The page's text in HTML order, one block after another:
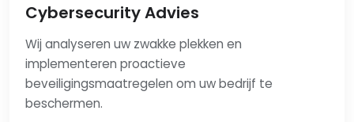
Cybersecurity Advies
Wij analyseren uw zwakke plekken en
implementeren proactieve
beveiligingsmaatregelen om uw bedrijf te
beschermen.